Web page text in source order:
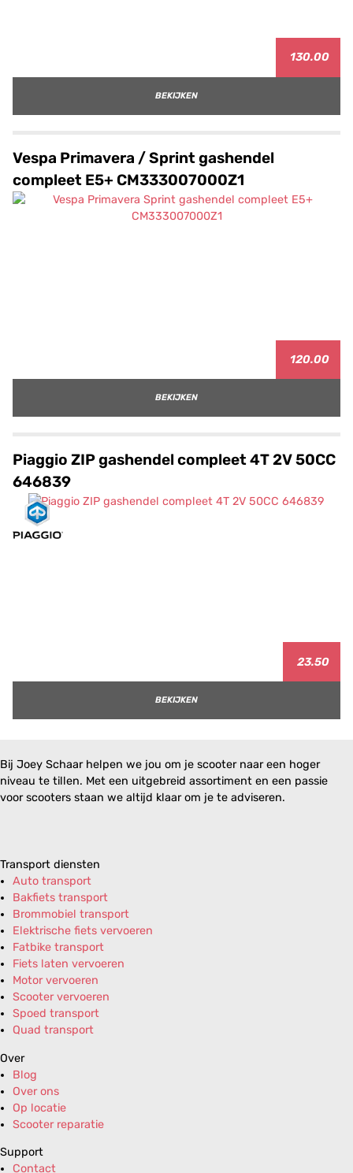
130.00
BEKIJKEN
Vespa Primavera / Sprint gashendel
compleet E5+ CM333007000Z1
120.00
BEKIJKEN
Piaggio ZIP gashendel compleet 4T 2V 50CC
646839
23.50
BEKIJKEN
Bij Joey Schaar helpen we jou om je scooter naar een hoger
niveau te tillen. Met een uitgebreid assortiment en een passie
voor scooters staan we altijd klaar om je te adviseren.
Transport diensten
Auto transport
Bakfiets transport
Brommobiel transport
Elektrische fiets vervoeren
Fatbike transport
Fiets laten vervoeren
Motor vervoeren
Scooter vervoeren
Spoed transport
Quad transport
Over
Blog
Over ons
Op locatie
Scooter reparatie
Support
Contact